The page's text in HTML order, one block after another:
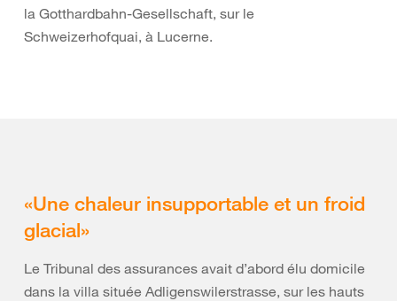
la Gotthardbahn-Gesellschaft, sur le
Schweizerhofquai, à Lucerne.
«Une chaleur insupportable et un froid
glacial»
Le Tribunal des assurances avait d’abord élu domicile
dans la villa située Adligenswilerstrasse, sur les hauts